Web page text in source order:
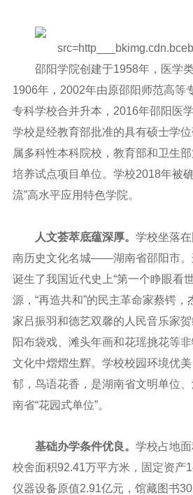
邵阳学院创建于1958年，医学
1906年， 2002年由原邵阳师范高等
专科学校合并升本， 2016年邵阳医
学校是经教育部批准的具有硕士学
属多科性本科院校，教育部和卫生
培养试点项目单位。学校2018年被
流”高水平应用特色学院。
人文荟萃底蕴深厚。 学校坐落
南历史文化名城——湖南省邵阳市。
诞生了我国近代史上“第一个睁眼看
源，“再造共和”的民主革命家蔡锷
家吕振羽和德艺双馨的人民音乐家
阳布袋戏、滩头年画和花瑶挑花等
文化中熠熠生辉。学校校园环境优
郁，鸟语花香，是湖南省文明单位
南省“花园式单位”。
基础办学条件优良。 学校占地面
校舍面积92.41万平方米，固定资产
仪器设备原值2.91亿元，馆藏图书